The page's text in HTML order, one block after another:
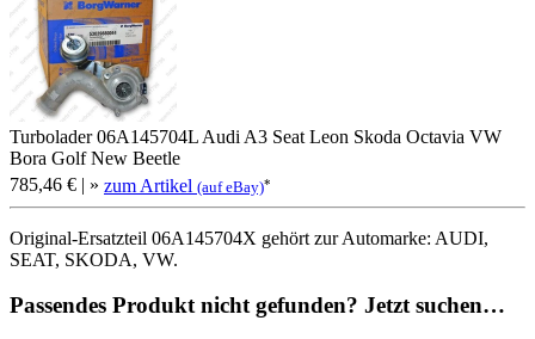
Turbolader 06A145704L Audi A3 Seat Leon Skoda Octavia VW
Bora Golf New Beetle
785,46 € | » zum Artikel (auf eBay)*
Original-Ersatzteil 06A145704X gehört zur Automarke: AUDI,
SEAT, SKODA, VW.
Passendes Produkt nicht gefunden? Jetzt suchen…